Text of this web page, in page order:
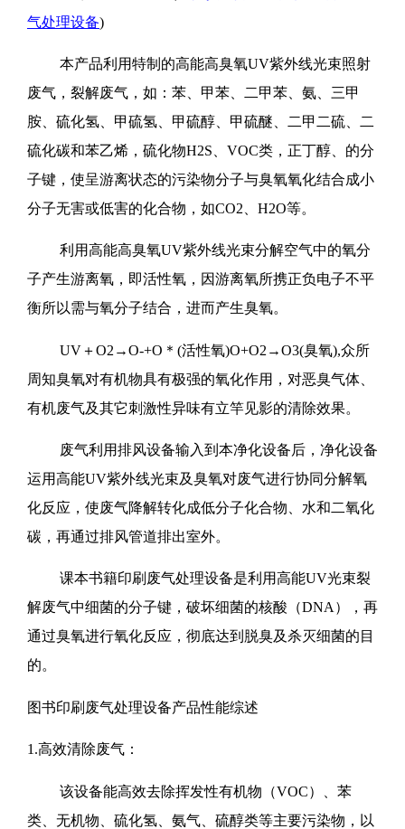
气处理设备)
本产品利用特制的高能高臭氧UV紫外线光束照射
废气，裂解废气，如：苯、甲苯、二甲苯、氨、三甲
胺、硫化氢、甲硫氢、甲硫醇、甲硫醚、二甲二硫、二
硫化碳和苯乙烯，硫化物H2S、VOC类，正丁醇、的分
子键，使呈游离状态的污染物分子与臭氧氧化结合成小
分子无害或低害的化合物，如CO2、H2O等。
利用高能高臭氧UV紫外线光束分解空气中的氧分
子产生游离氧，即活性氧，因游离氧所携正负电子不平
衡所以需与氧分子结合，进而产生臭氧。
UV＋O2→O-+O＊(活性氧)O+O2→O3(臭氧),众所
周知臭氧对有机物具有极强的氧化作用，对恶臭气体、
有机废气及其它刺激性异味有立竿见影的清除效果。
废气利用排风设备输入到本净化设备后，净化设备
运用高能UV紫外线光束及臭氧对废气进行协同分解氧
化反应，使废气降解转化成低分子化合物、水和二氧化
碳，再通过排风管道排出室外。
课本书籍印刷废气处理设备是利用高能UV光束裂
解废气中细菌的分子键，破坏细菌的核酸（DNA），再
通过臭氧进行氧化反应，彻底达到脱臭及杀灭细菌的目
的。
图书印刷废气处理设备产品性能综述
1.高效清除废气：
该设备能高效去除挥发性有机物（VOC）、苯
类、无机物、硫化氢、氨气、硫醇类等主要污染物，以